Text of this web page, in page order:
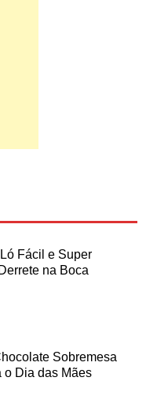
Fácil e Super
na Boca
Sobremesa
o Dia das Mães